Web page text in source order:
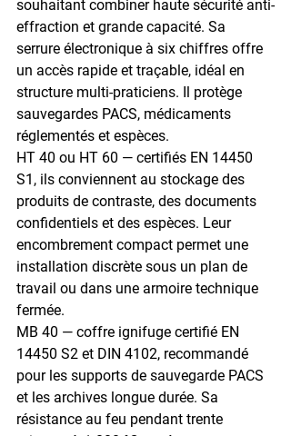
souhaitant combiner haute sécurité anti-
effraction et grande capacité. Sa
serrure électronique à six chiffres offre
un accès rapide et traçable, idéal en
structure multi-praticiens. Il protège
sauvegardes PACS, médicaments
réglementés et espèces.
HT 40 ou HT 60 — certifiés EN 14450
S1, ils conviennent au stockage des
produits de contraste, des documents
confidentiels et des espèces. Leur
encombrement compact permet une
installation discrète sous un plan de
travail ou dans une armoire technique
fermée.
MB 40 — coffre ignifuge certifié EN
14450 S2 et DIN 4102, recommandé
pour les supports de sauvegarde PACS
et les archives longue durée. Sa
résistance au feu pendant trente